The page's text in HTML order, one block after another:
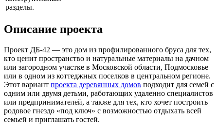
разделы.
Описание проекта
Проект ДБ-42 — это дом из профилированного бруса для тех,
кто ценит пространство и натуральные материалы на дачном
или загородном участке в Московской области, Подмосковье
или в одном из коттеджных поселков в центральном регионе.
Этот вариант проекта деревянных домов подходит для семей с
одним или двумя детьми, работающих удаленно специалистов
или предпринимателей, а также для тех, кто хочет построить
родовое гнездо «под ключ» с возможностью отдыхать всей
семьей и приглашать гостей.